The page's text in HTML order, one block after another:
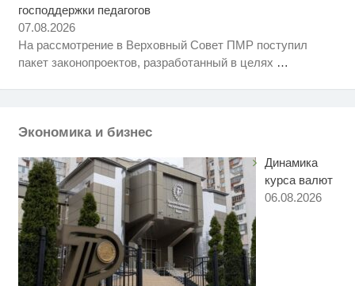
господдержки педагогов
07.08.2026
На рассмотрение в Верховный Совет ПМР поступил
пакет законопроектов, разработанный в целях …
Экономика и бизнес
Динамика
курса валют
06.08.2026
Ролик длится пару секунд, но
Королева вагона отожгла! Видео
не оставит равнодушным